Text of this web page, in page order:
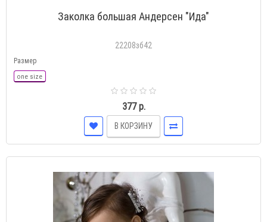
Заколка большая Андерсен "Ида"
22208зб42
Размер
one size
377 р.
В КОРЗИНУ